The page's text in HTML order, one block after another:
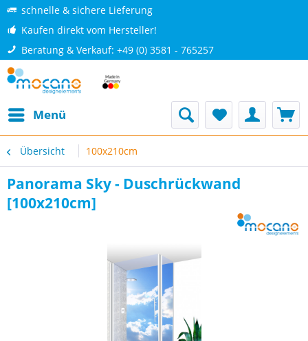
schnelle & sichere Lieferung
Kaufen direkt vom Hersteller!
Beratung & Verkauf: +49 (0) 3581 - 765257
Menü
Übersicht 100x210cm
Panorama Sky - Duschrückwand
[100x210cm]